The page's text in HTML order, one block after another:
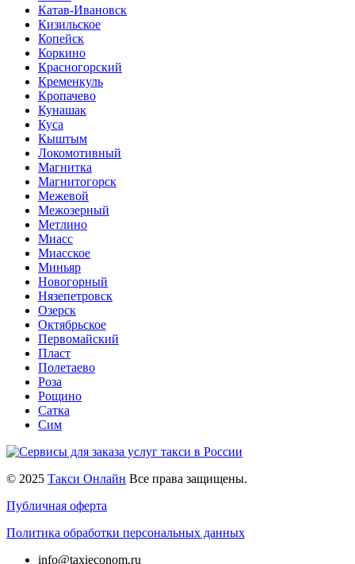
Катав-Ивановск
Кизильское
Копейск
Коркино
Красногорский
Кременкуль
Кропачево
Кунашак
Куса
Кыштым
Локомотивный
Магнитка
Магнитогорск
Межевой
Межозерный
Метлино
Миасс
Миасское
Миньяр
Новогорный
Нязепетровск
Озерск
Октябрьское
Первомайский
Пласт
Полетаево
Роза
Рощино
Сатка
Сим
© 2025 Такси Онлайн Все права защищены.
Публичная оферта
Политика обработки персональных данных
info@taxieconom.ru